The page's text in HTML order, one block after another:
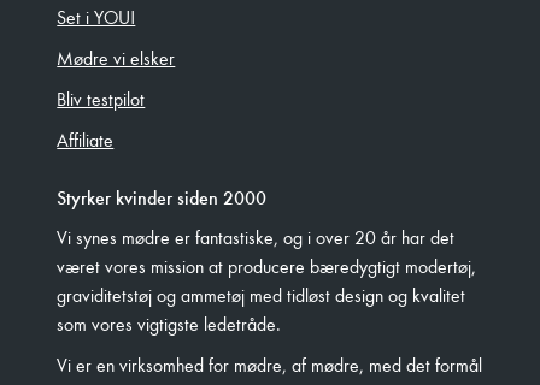
Set i YOU!
Mødre vi elsker
Bliv testpilot
Affiliate
Styrker kvinder siden 2000
Vi synes mødre er fantastiske, og i over 20 år har det
været vores mission at producere bæredygtigt modertøj,
graviditetstøj og ammetøj med tidløst design og kvalitet
som vores vigtigste ledetråde.
Vi er en virksomhed for mødre, af mødre, med det formål